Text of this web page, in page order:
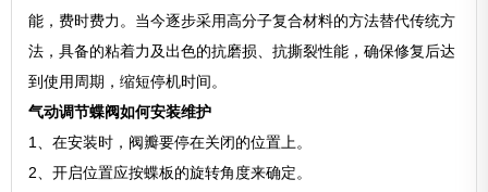
能，费时费力。当今逐步采用高分子复合材料的方法替代传统方
法，具备的粘着力及出色的抗磨损、抗撕裂性能，确保修复后达
到使用周期，缩短停机时间。
气动调节蝶阀如何安装维护
1、在安装时，阀瓣要停在关闭的位置上。
2、开启位置应按蝶板的旋转角度来确定。